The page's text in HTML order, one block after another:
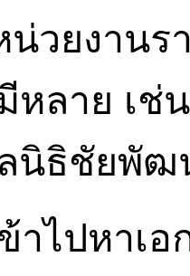
วยงานร
หลาย เ
นิธิชัยพัฒ
ปหาเอก